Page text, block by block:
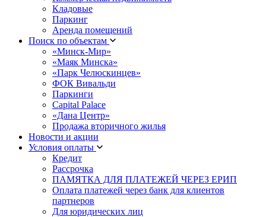
Кладовые
Паркинг
Аренда помещений
Поиск по объектам
«Минск-Мир»
«Маяк Минска»
«Парк Челюскинцев»
ФОК Вивальди
Паркинги
Capital Palace
«Дана Центр»
Продажа вторичного жилья
Новости и акции
Условия оплаты
Кредит
Рассрочка
ПАМЯТКА ДЛЯ ПЛАТЕЖЕЙ ЧЕРЕЗ ЕРИП
Оплата платежей через банк для клиентов
партнеров
Для юридических лиц